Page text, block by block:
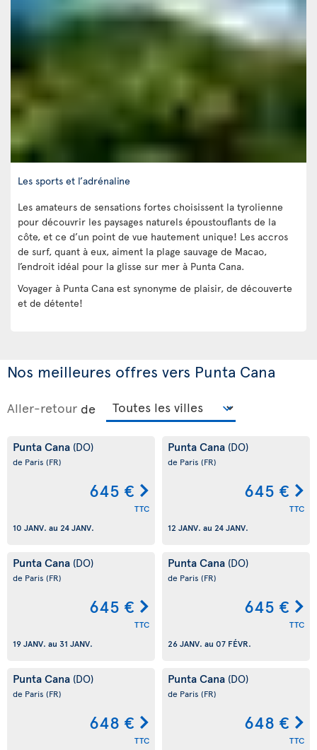
Les sports et l’adrénaline
Les amateurs de sensations fortes choisissent la tyrolienne
pour découvrir les paysages naturels époustouflants de la
côte, et ce d’un point de vue hautement unique! Les accros
de surf, quant à eux, aiment la plage sauvage de Macao,
l’endroit idéal pour la glisse sur mer à Punta Cana.
Voyager à Punta Cana est synonyme de plaisir, de découverte
et de détente!
Nos meilleures offres vers Punta Cana
Aller-retour de
Punta Cana (DO)
de Paris (FR)
645 €
TTC
10 JANV. au 24 JANV.
Punta Cana (DO)
de Paris (FR)
645 €
TTC
12 JANV. au 24 JANV.
Punta Cana (DO)
de Paris (FR)
645 €
TTC
19 JANV. au 31 JANV.
Punta Cana (DO)
de Paris (FR)
645 €
TTC
26 JANV. au 07 FÉVR.
Punta Cana (DO)
de Paris (FR)
648 €
TTC
Punta Cana (DO)
de Paris (FR)
648 €
TTC